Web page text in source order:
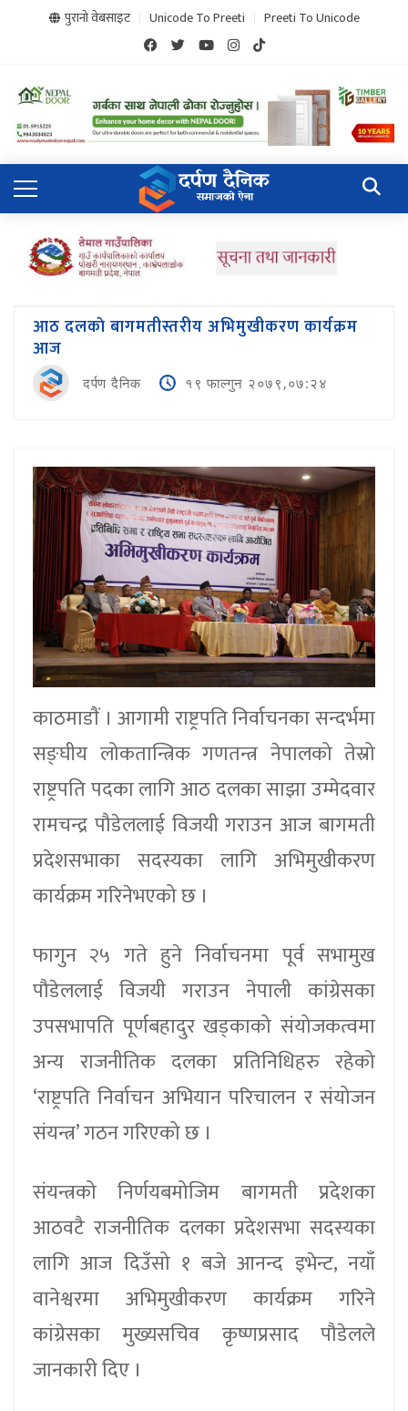
पुरानो वेबसाइट Unicode To Preeti Preeti To Unicode
आठ दलकाे बागमतीस्तरीय अभिमुखीकरण कार्यक्रम
आज
दर्पण दैनिक १९ फाल्गुन २०७९,०७:२४
काठमाडाैं । आगामी राष्ट्रपति निर्वाचनका सन्दर्भमा
सङ्घीय लोकतान्त्रिक गणतन्त्र नेपालको तेस्रो
राष्ट्रपति पदका लागि आठ दलका साझा उम्मेदवार
रामचन्द्र पौडेललाई विजयी गराउन आज बागमती
प्रदेशसभाका सदस्यका लागि अभिमुखीकरण
कार्यक्रम गरिनेभएको छ ।
फागुन २५ गते हुने निर्वाचनमा पूर्व सभामुख
पौडेललाई विजयी गराउन नेपाली कांग्रेसका
उपसभापति पूर्णबहादुर खड्काको संयोजकत्वमा
अन्य राजनीतिक दलका प्रतिनिधिहरु रहेको
‘राष्ट्रपति निर्वाचन अभियान परिचालन र संयोजन
संयन्त्र’ गठन गरिएको छ ।
संयन्त्रको निर्णयबमोजिम बागमती प्रदेशका
आठवटै राजनीतिक दलका प्रदेशसभा सदस्यका
लागि आज दिउँसो १ बजे आनन्द इभेन्ट, नयाँ
वानेश्वरमा अभिमुखीकरण कार्यक्रम गरिने
कांग्रेसका मुख्यसचिव कृष्णप्रसाद पौडेलले
जानकारी दिए ।